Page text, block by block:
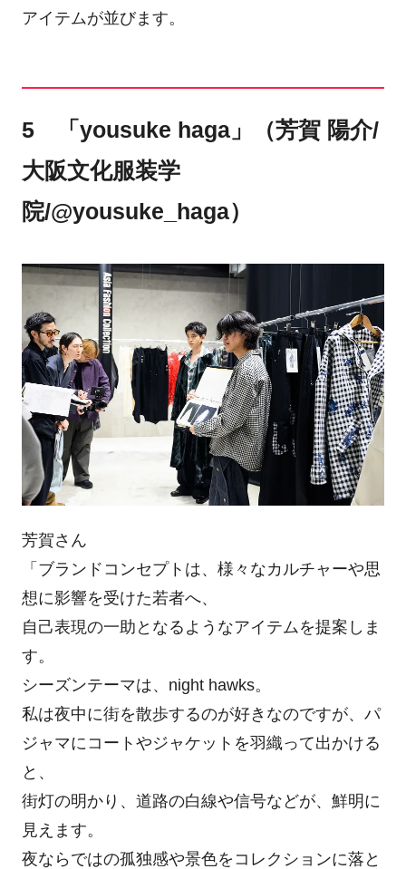
アイテムが並びます。
5 「yousuke haga」（芳賀 陽介/
大阪文化服装学
院/@yousuke_haga）
芳賀さん
「ブランドコンセプトは、様々なカルチャーや思
想に影響を受けた若者へ、
自己表現の一助となるようなアイテムを提案しま
す。
シーズンテーマは、night hawks。
私は夜中に街を散歩するのが好きなのですが、パ
ジャマにコートやジャケットを羽織って出かける
と、
街灯の明かり、道路の白線や信号などが、鮮明に
見えます。
夜ならではの孤独感や景色をコレクションに落と